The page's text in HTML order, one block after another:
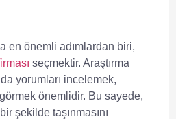
en önemli adımlardan biri,
seçmektir. Araştırma
yorumları incelemek,
önemlidir. Bu sayede,
şekilde taşınmasını